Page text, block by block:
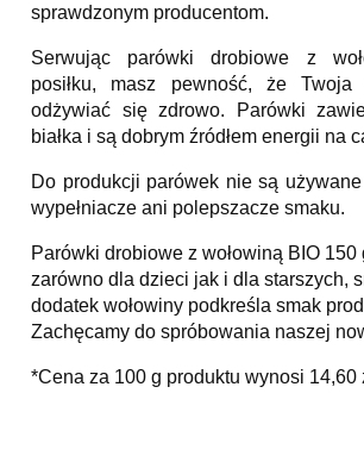
sprawdzonym producentom.
Serwując parówki drobiowe z
posiłku, masz pewność, że Twoja
odżywiać się zdrowo. Parówki
białka i są dobrym źródłem energii na
Do produkcji parówek nie są
wypełniacze ani polepszacze smaku.
Parówki drobiowe z wołowiną BIO 150
zarówno dla dzieci jak i dla starszych,
dodatek wołowiny podkreśla smak
Zachęcamy do spróbowania naszej
*Cena za 100 g produktu wynosi 14,60